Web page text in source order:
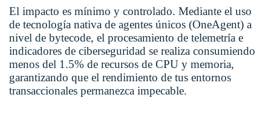
El impacto es mínimo y controlado. Mediante el uso
de tecnología nativa de agentes únicos (OneAgent) a
nivel de bytecode, el procesamiento de telemetría e
indicadores de ciberseguridad se realiza consumiendo
menos del 1.5% de recursos de CPU y memoria,
garantizando que el rendimiento de tus entornos
transaccionales permanezca impecable.